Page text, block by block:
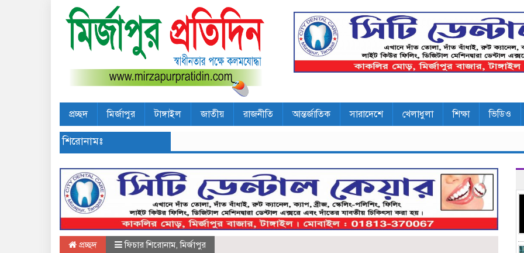
প্রচ্ছদ মির্জাপুর টাঙ্গাইল জাতীয় রাজনীতি আন্তর্জাতিক সারাদেশে খেলাধুলা শিক্ষা ভিডিও
শিরোনামঃ
প্রচ্ছদ ফিচার শিরোনাম,মির্জাপুর